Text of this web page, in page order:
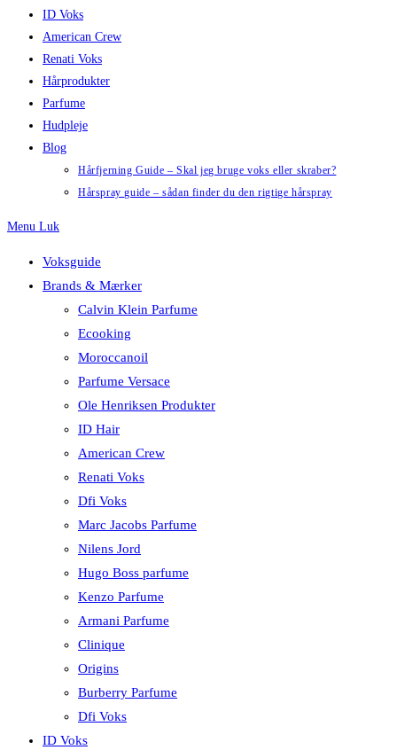
ID Voks
American Crew
Renati Voks
Hårprodukter
Parfume
Hudpleje
Blog
Hårfjerning Guide – Skal jeg bruge voks eller skraber?
Hårspray guide – sådan finder du den rigtige hårspray
Menu Luk
Voksguide
Brands & Mærker
Calvin Klein Parfume
Ecooking
Moroccanoil
Parfume Versace
Ole Henriksen Produkter
ID Hair
American Crew
Renati Voks
Dfi Voks
Marc Jacobs Parfume
Nilens Jord
Hugo Boss parfume
Kenzo Parfume
Armani Parfume
Clinique
Origins
Burberry Parfume
Dfi Voks
ID Voks